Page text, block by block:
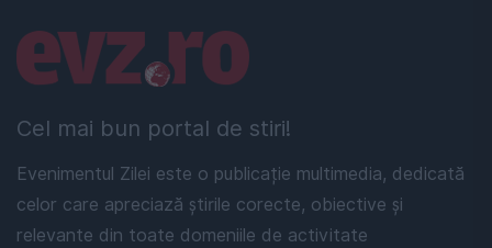
Cel mai bun portal de stiri!
Evenimentul Zilei este o publicație multimedia, dedicată
celor care apreciază știrile corecte, obiective și
relevante din toate domeniile de activitate
Linkuri utile